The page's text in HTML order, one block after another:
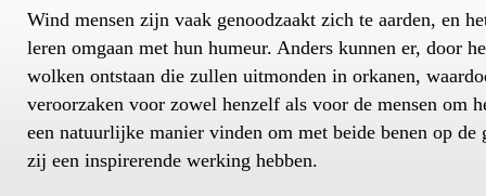
Wind mensen zijn vaak genoodzaakt zich te aarden, en
leren omgaan met hun humeur. Anders kunnen er, door
wolken ontstaan die zullen uitmonden in orkanen,
veroorzaken voor zowel henzelf als voor de mensen om
een natuurlijke manier vinden om met beide benen op
zij een inspirerende werking hebben.